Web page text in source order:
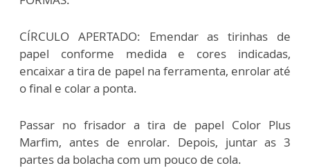
CÍRCULO APERTADO: Emendar as tirinhas de
papel conforme medida e cores indicadas,
encaixar a tira de papel na ferramenta, enrolar até
o final e colar a ponta.
Passar no frisador a tira de papel Color Plus
Marfim, antes de enrolar. Depois, juntar as 3
partes da bolacha com um pouco de cola.